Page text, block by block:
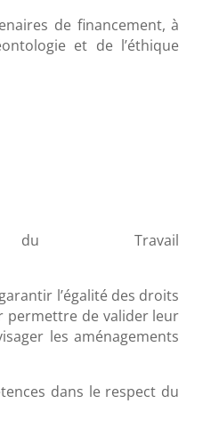
de financement, à
et de l’éthique
Travail
l’égalité des droits
permettre de valider leur
les aménagements
dans le respect du